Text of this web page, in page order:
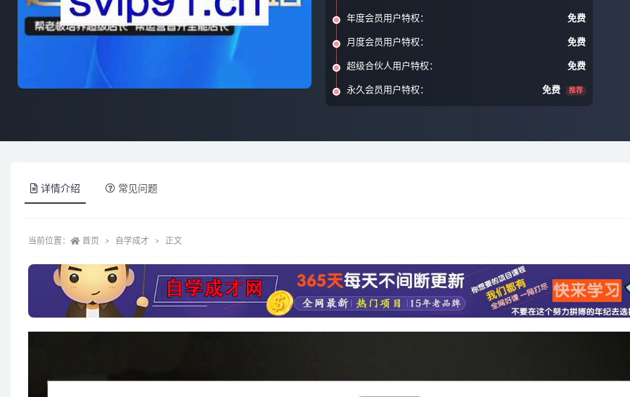
年度会员用户特权： 免费
月度会员用户特权： 免费
超级合伙人用户特权： 免费
永久会员用户特权： 免费 推荐
详情介绍 常见问题
当前位置： 首页 自学成才 正文